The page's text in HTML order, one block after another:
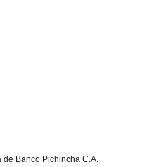
Banco Pichincha C.A.